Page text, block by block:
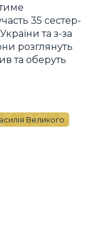
35 сестер-
та з-за
розглянуть
та оберуть
Великого